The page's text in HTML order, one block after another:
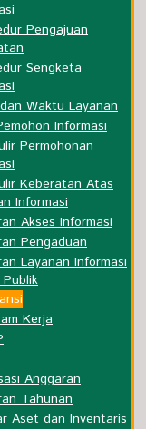
Pengajuan
Sengketa
Waktu Layanan
Informasi
Permohonan
Keberatan Atas
Informasi
Akses Informasi
Pengaduan
Layanan Informasi
Kerja
Anggaran
Tahunan
Aset dan Inventaris